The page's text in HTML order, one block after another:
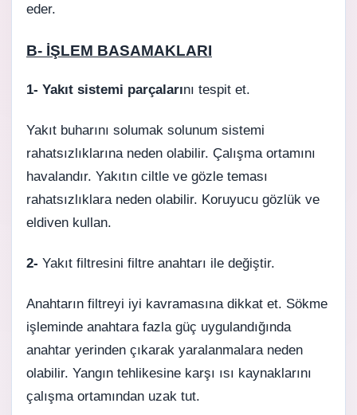
eder.
B- İŞLEM BASAMAKLARI
1- Yakıt sistemi parçalarını tespit et.
Yakıt buharını solumak solunum sistemi
rahatsızlıklarına neden olabilir. Çalışma ortamını
havalandır. Yakıtın ciltle ve gözle teması
rahatsızlıklara neden olabilir. Koruyucu gözlük ve
eldiven kullan.
2- Yakıt filtresini filtre anahtarı ile değiştir.
Anahtarın filtreyi iyi kavramasına dikkat et. Sökme
işleminde anahtara fazla güç uygulandığında
anahtar yerinden çıkarak yaralanmalara neden
olabilir. Yangın tehlikesine karşı ısı kaynaklarını
çalışma ortamından uzak tut.